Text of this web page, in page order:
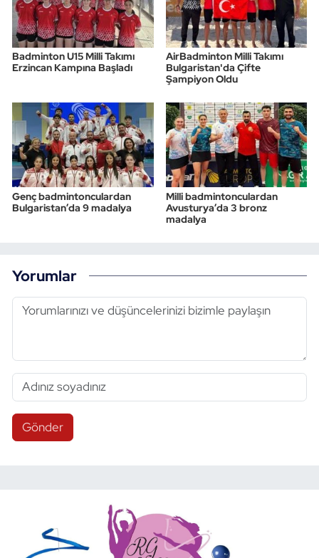
Badminton U15 Milli Takımı
Erzincan Kampına Başladı
AirBadminton Milli Takımı
Bulgaristan'da Çifte
Şampiyon Oldu
Genç badmintonculardan
Bulgaristan’da 9 madalya
Milli badmintonculardan
Avusturya’da 3 bronz
madalya
Yorumlar
Gönder